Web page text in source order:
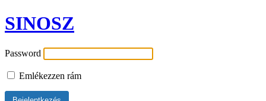
SINOSZ
Password
Emlékezzen rám